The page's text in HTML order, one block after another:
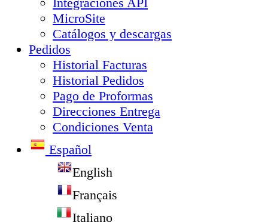
MicroSite
Catálogos y descargas
Pedidos
Historial Facturas
Historial Pedidos
Pago de Proformas
Direcciones Entrega
Condiciones Venta
Español
English
Français
Italiano